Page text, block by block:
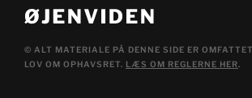
© ALT MATERIALE PÅ DENNE SIDE ER
LOV OM OPHAVSRET. LÆS OM REGLERNE HER.